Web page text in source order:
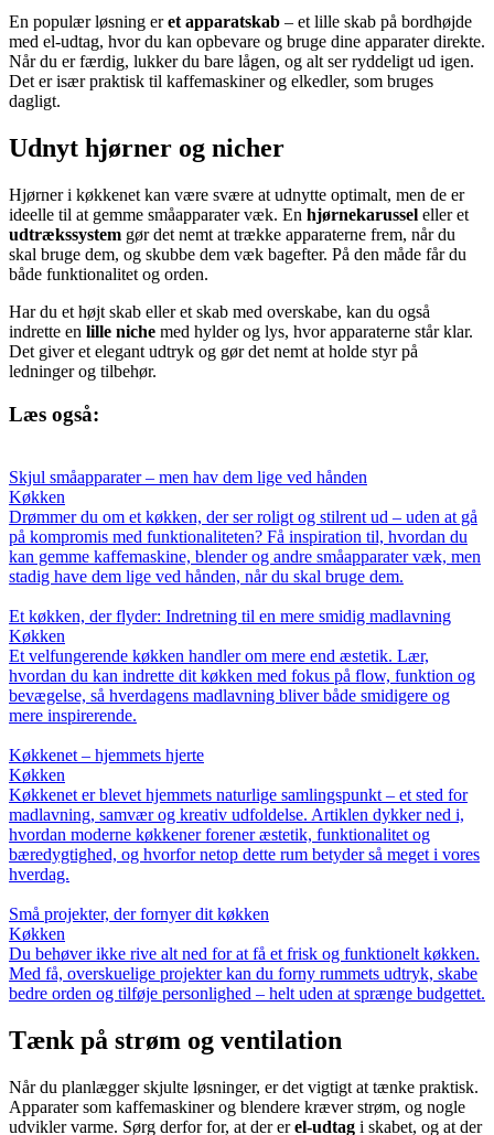
En populær løsning eret apparatskab – et lille skab på bordhøjde
med el-udtag, hvor du kan opbevare og bruge dine apparater direkte.
Når du er færdig, lukker du bare lågen, og alt ser ryddeligt ud igen.
Det er især praktisk til kaffemaskiner og elkedler, som bruges
dagligt.
Udnyt hjørner og nicher
Hjørner i køkkenet kan være svære at udnytte optimalt, men de er
ideelle til at gemme småapparater væk. En hjørnekarussel eller et
udtrækssystem gør det nemt at trække apparaterne frem, når du
skal bruge dem, og skubbe dem væk bagefter. På den måde får du
både funktionalitet og orden.
Har du et højt skab eller et skab med overskabe, kan du også
indrette en lille niche med hylder og lys, hvor apparaterne står klar.
Det giver et elegant udtryk og gør det nemt at holde styr på
ledninger og tilbehør.
Læs også:
Skjul småapparater – men hav dem lige ved hånden
Køkken
Drømmer du om et køkken, der ser roligt og stilrent ud – uden at gå
på kompromis med funktionaliteten? Få inspiration til, hvordan du
kan gemme kaffemaskine, blender og andre småapparater væk, men
stadig have dem lige ved hånden, når du skal bruge dem.
Et køkken, der flyder: Indretning til en mere smidig madlavning
Køkken
Et velfungerende køkken handler om mere end æstetik. Lær,
hvordan du kan indrette dit køkken med fokus på flow, funktion og
bevægelse, så hverdagens madlavning bliver både smidigere og
mere inspirerende.
Køkkenet – hjemmets hjerte
Køkken
Køkkenet er blevet hjemmets naturlige samlingspunkt – et sted for
madlavning, samvær og kreativ udfoldelse. Artiklen dykker ned i,
hvordan moderne køkkener forener æstetik, funktionalitet og
bæredygtighed, og hvorfor netop dette rum betyder så meget i vores
hverdag.
Små projekter, der fornyer dit køkken
Køkken
Du behøver ikke rive alt ned for at få et frisk og funktionelt køkken.
Med få, overskuelige projekter kan du forny rummets udtryk, skabe
bedre orden og tilføje personlighed – helt uden at sprænge budgettet.
Tænk på strøm og ventilation
Når du planlægger skjulte løsninger, er det vigtigt at tænke praktisk.
Apparater som kaffemaskiner og blendere kræver strøm, og nogle
udvikler varme. Sørg derfor for, at der erel-udtag i skabet, og at der